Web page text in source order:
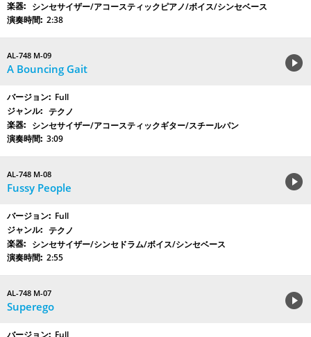
シンセサイザー/アコースティックピアノ/ボイス/シンセベース
2:38
AL-748 M-09
A Bouncing Gait
Full
テクノ
シンセサイザー/アコースティックギター/スチールパン
3:09
AL-748 M-08
Fussy People
Full
テクノ
シンセサイザー/シンセドラム/ボイス/シンセベース
2:55
AL-748 M-07
Superego